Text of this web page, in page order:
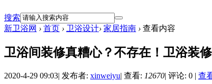
搜索
新卫浴网 › 首页 › 卫浴设计› 家居指南 › 查看内容
卫浴间装修真糟心？不存在！卫浴装
2020-4-29 09:03| 发布者: xinweiyu| 查看: 12670| 评论: 0 | 查